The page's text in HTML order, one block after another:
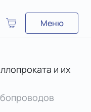
Меню
и их